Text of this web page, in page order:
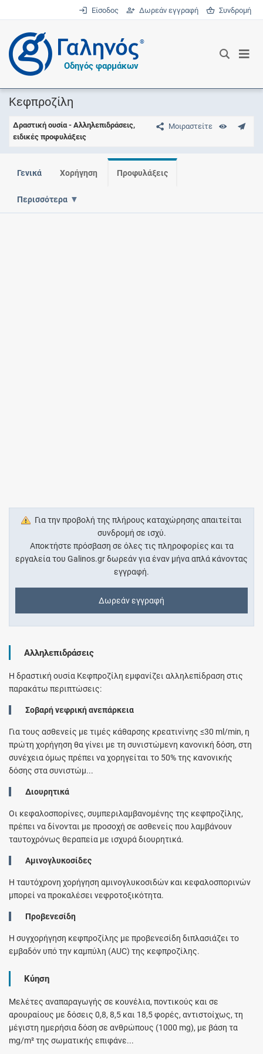
Είσοδος Δωρεάν εγγραφή Συνδρομή
®
Οδηγός φαρμάκων
Κεφπροζίλη
Μοιραστείτε
Δραστική ουσία - Αλληλεπιδράσεις,
ειδικές προφυλάξεις
Γενικά Χορήγηση Προφυλάξεις
Περισσότερα
Για την προβολή της πλήρους καταχώρησης απαιτείται
συνδρομή σε ισχύ.
Αποκτήστε πρόσβαση σε όλες τις πληροφορίες και τα
εργαλεία του Galinos.gr δωρεάν για έναν μήνα απλά κάνοντας
εγγραφή.
Δωρεάν εγγραφή
Αλληλεπιδράσεις
Η δραστική ουσία Κεφπροζίλη εμφανίζει αλληλεπίδραση στις
παρακάτω περιπτώσεις:
Σοβαρή νεφρική ανεπάρκεια
Για τους ασθενείς με τιμές κάθαρσης κρεατινίνης ≤30 ml/min, η
πρώτη χορήγηση θα γίνει με τη συνιστώμενη κανονική δόση, στη
συνέχεια όμως πρέπει να χορηγείται το 50% της κανονικής
δόσης στα συνιστώμ...
Διουρητικά
Οι κεφαλοσπορίνες, συμπεριλαμβανομένης της κεφπροζίλης,
πρέπει να δίνονται με προσοχή σε ασθενείς που λαμβάνουν
ταυτοχρόνως θεραπεία με ισχυρά διουρητικά.
Αμινογλυκοσίδες
Η ταυτόχρονη χορήγηση αμινογλυκοσιδών και κεφαλοσπορινών
μπορεί να προκαλέσει νεφροτοξικότητα.
Προβενεσίδη
Η συγχορήγηση κεφπροζίλης με προβενεσίδη διπλασιάζει το
εμβαδόν υπό την καμπύλη (AUC) της κεφπροζίλης.
Κύηση
Μελέτες αναπαραγωγής σε κουνέλια, ποντικούς και σε
αρουραίους με δόσεις 0,8, 8,5 και 18,5 φορές, αντιστοίχως, τη
μέγιστη ημερήσια δόση σε ανθρώπους (1000 mg), με βάση τα
mg/m² της σωματικής επιφάνε...